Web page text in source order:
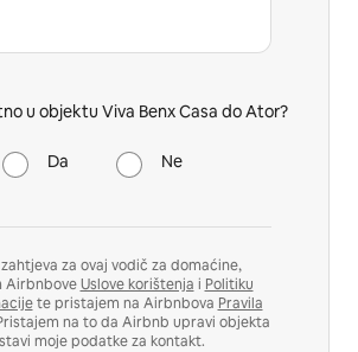
u objektu Viva Benx Casa do Ator?
Da Ne
za ovaj vodič za domaćine,
AirbnboveUslove korištenja i Politiku
te pristajem na Airbnbova Pravila
na to da Airbnb upravi objekta
moje podatke za kontakt.